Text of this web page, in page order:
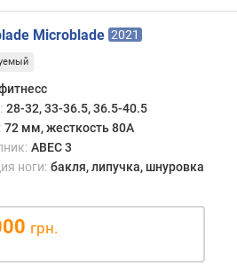
Microblade 2021
28-32, 33-36.5, 36.5-40.5
72 мм, жесткость 80A
ABEC 3
ноги: бакля, липучка, шнуровка
грн.